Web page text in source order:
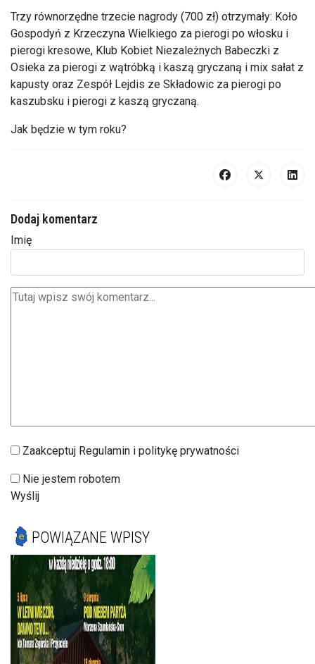
Trzy równorzędne trzecie nagrody (700 zł) otrzymały: Koło
Gospodyń z Krzeczyna Wielkiego za pierogi po włosku i
pierogi kresowe, Klub Kobiet Niezależnych Babeczki z
Osieka za pierogi z wątróbką i kaszą gryczaną i mix sałat z
kapusty oraz Zespół Lejdis ze Składowic za pierogi po
kaszubsku i pierogi z kaszą gryczaną.
Jak będzie w tym roku?
Dodaj komentarz
Imię
Zaakceptuj Regulamin i politykę prywatności
Nie jestem robotem
Wyślij
POWIĄZANE WPISY